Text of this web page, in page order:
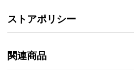
ストアポリシー
関連商品